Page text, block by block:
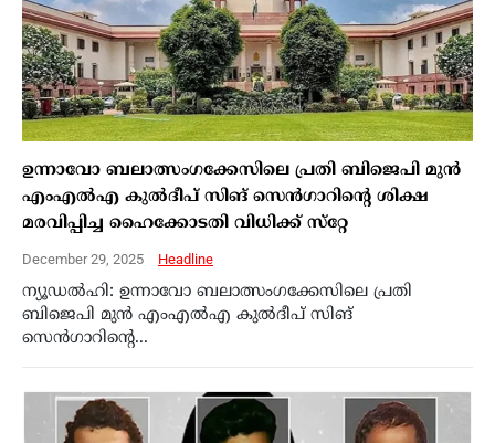
ഉന്നാവോ ബലാത്സംഗക്കേസിലെ പ്രതി ബിജെപി മുന്‍
എംഎല്‍എ കുല്‍ദീപ് സിങ് സെന്‍ഗാറിന്റെ ശിക്ഷ
മരവിപ്പിച്ച ഹൈക്കോടതി വിധിക്ക് സ്‌റ്റേ
December 29, 2025 Headline
ന്യൂഡല്‍ഹി: ഉന്നാവോ ബലാത്സംഗക്കേസിലെ പ്രതി
ബിജെപി മുന്‍ എംഎല്‍എ കുല്‍ദീപ് സിങ്
സെന്‍ഗാറിന്റെ...